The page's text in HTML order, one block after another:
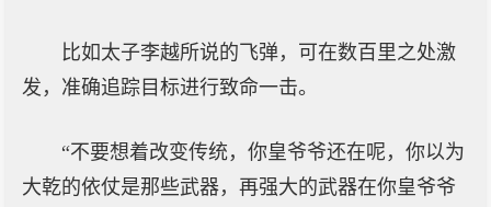
比如太子李越所说的飞弹，可在数百里之处激
发，准确追踪目标进行致命一击。
“不要想着改变传统，你皇爷爷还在呢，你以为
大乾的依仗是那些武器，再强大的武器在你皇爷爷